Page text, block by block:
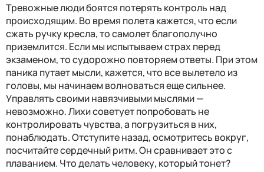
Тревожные люди боятся потерять контроль над
происходящим. Во время полета кажется, что если
сжать ручку кресла, то самолет благополучно
приземлится. Если мы испытываем страх перед
экзаменом, то судорожно повторяем ответы. При этом
паника путает мысли, кажется, что все вылетело из
головы, мы начинаем волноваться еще сильнее.
Управлять своими навязчивыми мыслями —
невозможно. Лихи советует попробовать не
контролировать чувства, а погрузиться в них,
понаблюдать. Отступите назад, осмотритесь вокруг,
посчитайте сердечный ритм. Он сравнивает это с
плаванием. Что делать человеку, который тонет?